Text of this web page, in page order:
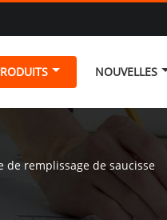
NOUVELLES
de remplissage de saucisse